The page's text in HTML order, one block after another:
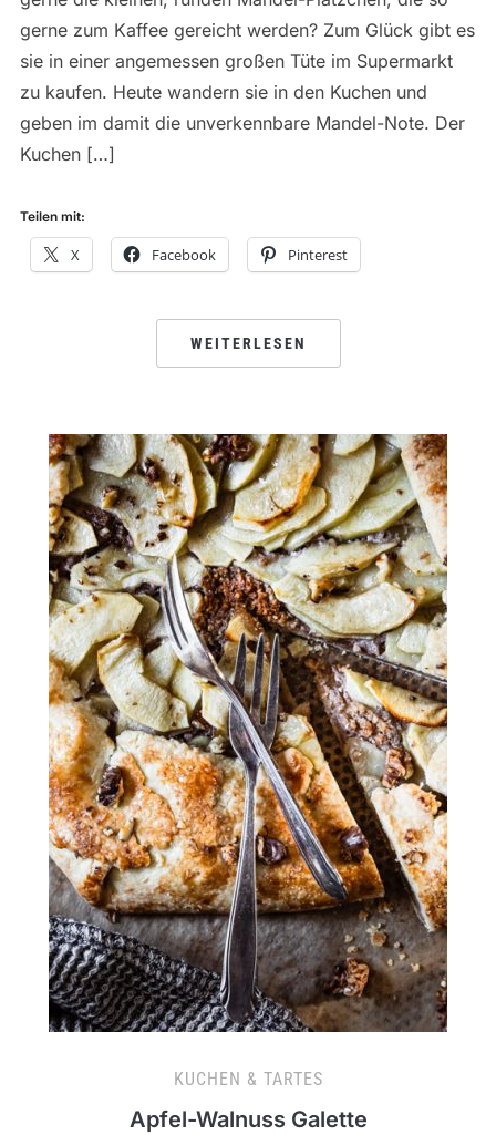
gerne zum Kaffee gereicht werden? Zum Glück gibt es
sie in einer angemessen großen Tüte im Supermarkt
zu kaufen. Heute wandern sie in den Kuchen und
geben im damit die unverkennbare Mandel-Note. Der
Kuchen […]
Teilen mit:
X Facebook Pinterest
WEITERLESEN
KUCHEN & TARTES
Apfel-Walnuss Galette